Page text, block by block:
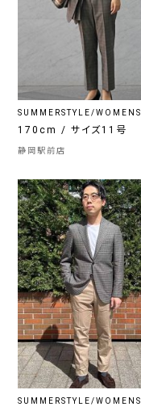
SUMMERSTYLE/WOMENS
170cm / サイズ11号
静岡駅前店
SUMMERSTYLE/WOMENS